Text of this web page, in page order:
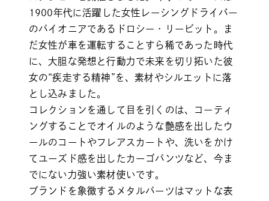
1900年代に活躍した女性レーシングドライバー
のパイオニアであるドロシー・リービット。ま
だ女性が車を運転することすら稀であった時代
に、大胆な発想と行動力で未来を切り拓いた彼
女の“疾走する精神”を、素材やシルエットに落
とし込みました。
コレクションを通して目を引くのは、コーティ
ングすることでオイルのような艶感を出したウ
ールのコートやフレアスカートや、洗いをかけ
てユーズド感を出したカーゴパンツなど、今ま
でにない力強い素材使いです。
ブランドを象徴するメタルパーツはマットな表